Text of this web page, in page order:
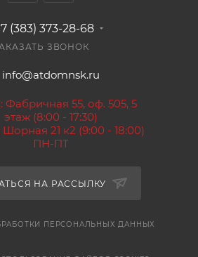
(383) 373-28-68
ЗВОНОК
info@atdomnsk.ru
55, оф. 505, 5
этаж (8:00 - 17:30)
21 к2 (9:00 - 18:00)
ПН-ПТ
НА РАССЫЛКУ
ПЕРСОНАЛЬНЫХ ДАННЫХ